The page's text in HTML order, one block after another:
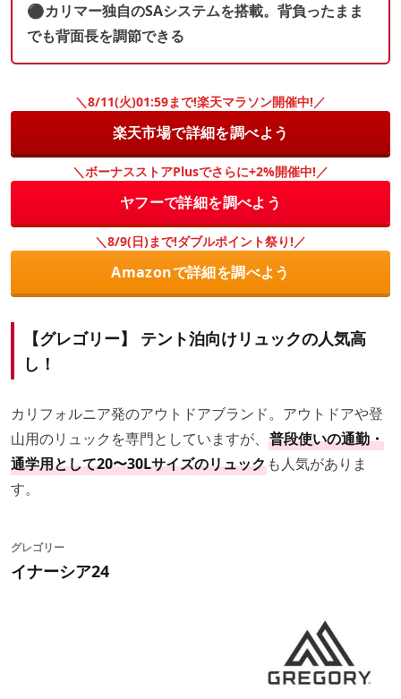
⚫︎カリマー独自のSAシステムを搭載。背負ったまま
でも背面長を調節できる
＼8/11(火)01:59まで!楽天マラソン開催中!／
楽天市場で詳細を調べよう
＼ボーナスストアPlusでさらに+2%開催中!／
ヤフーで詳細を調べよう
＼8/9(日)まで!ダブルポイント祭り!／
Amazonで詳細を調べよう
【グレゴリー】 テント泊向けリュックの人気高
し！
カリフォルニア発のアウトドアブランド。アウトドアや登
山用のリュックを専門としていますが、 普段使いの通勤・
通学用として20〜30Lサイズのリュックも人気がありま
す。
グレゴリー
イナーシア24